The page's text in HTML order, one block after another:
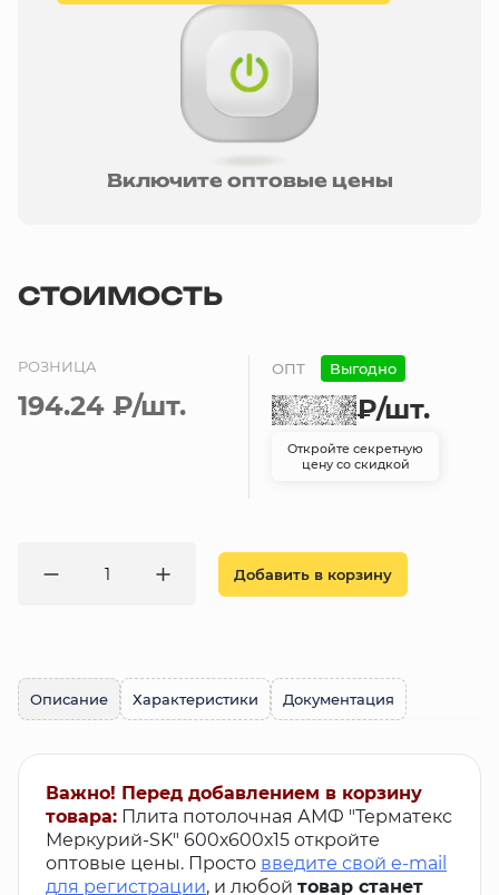
Включите оптовые цены
СТОИМОСТЬ
РОЗНИЦА
194.24 ₽/шт.
ОПТ Выгодно
₽/шт.
Откройте секретную
цену со скидкой
Добавить в корзину
Описание Характеристики Документация
Важно! Перед добавлением в корзину
товара: Плита потолочная АМФ "Терматекс
Меркурий-SK" 600х600х15 откройте
оптовые цены. Просто введите свой e-mail
для регистрации, и любой товар станет